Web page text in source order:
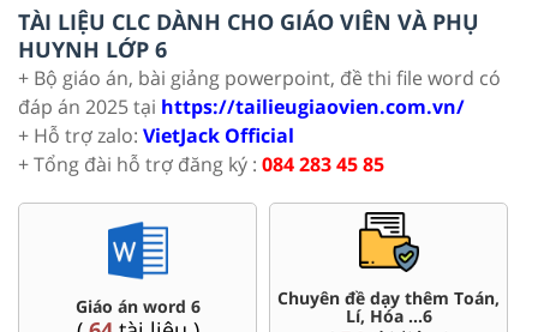
TÀI LIỆU CLC DÀNH CHO GIÁO VIÊN VÀ PHỤ
HUYNH LỚP 6
+ Bộ giáo án, bài giảng powerpoint, đề thi file word có
đáp án 2025 tại https://tailieugiaovien.com.vn/
+ Hỗ trợ zalo: VietJack Official
+ Tổng đài hỗ trợ đăng ký : 084 283 45 85
Giáo án word 6 Chuyên đề dạy thêm Toán,
Lí, Hóa ...6